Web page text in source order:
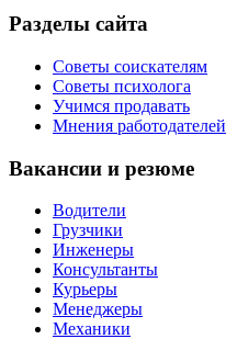
Разделы сайта
Советы соискателям
Советы психолога
Учимся продавать
Мнения работодателей
Вакансии и резюме
Водители
Грузчики
Инженеры
Консультанты
Курьеры
Менеджеры
Механики